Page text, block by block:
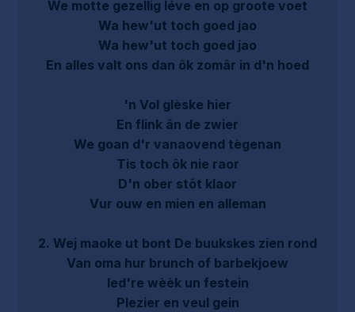
We motte gezellig léve en op groote voet
Wa hew'ut toch goed jao
Wa hew'ut toch goed jao
En alles valt ons dan ôk zomâr in d'n hoed
'n Vol glèske hier
En flink ân de zwier
We goan d'r vanaovend tègenan
Tis toch ôk nie raor
D'n ober stôt klaor
Vur ouw en mien en alleman
2. Wej maoke ut bont De buukskes zien rond
Van oma hur brunch of barbekjoew
Ied're wèèk un festein
Plezier en veul gein